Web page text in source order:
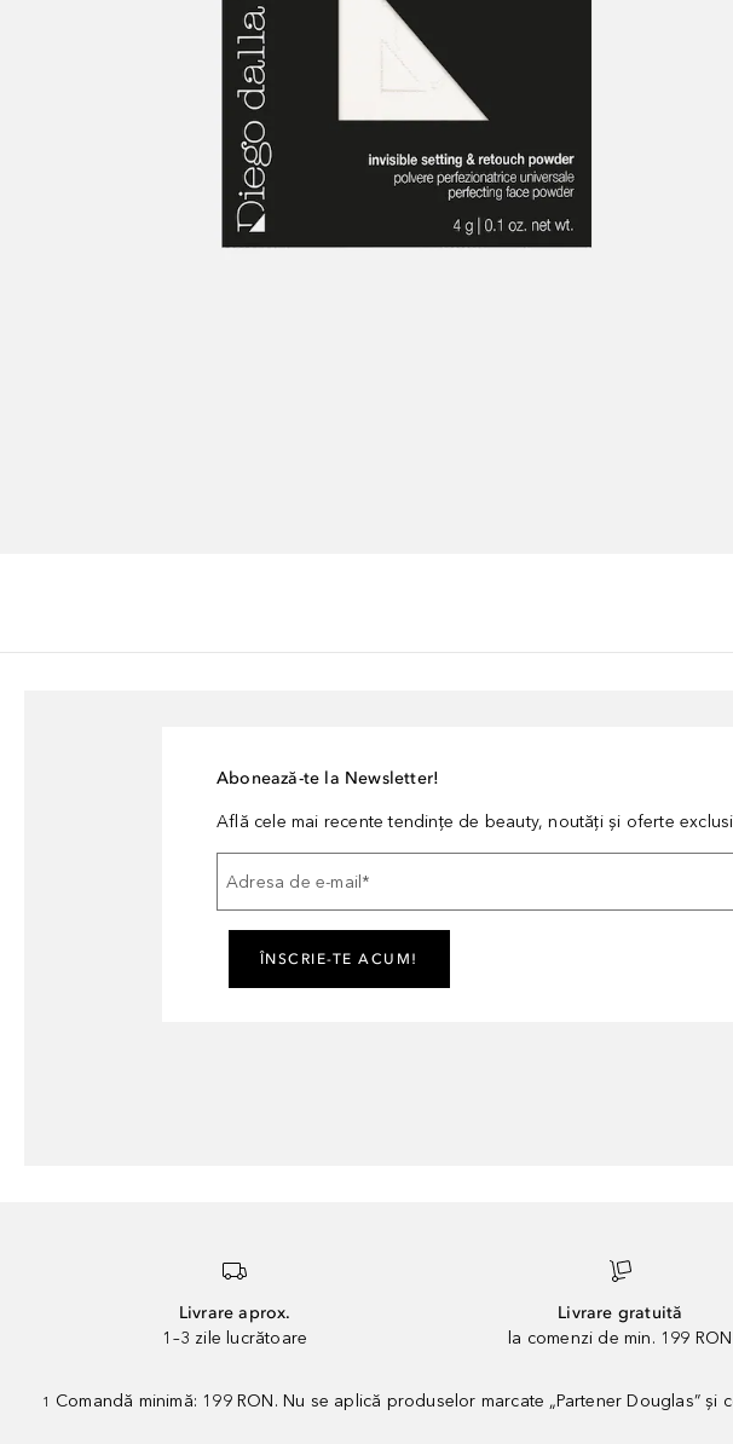
Abonează-te la Newsletter!
Află cele mai recente tendințe de beauty, noutăți și oferte
Adresa de e-mail *
ÎNSCRIE-TE ACUM!
Livrare aprox.
1–3 zile lucrătoare
Livrare gratuită
la comenzi de min. 199 RON
1 Comandă minimă: 199 RON. Nu se aplică produselor marcate „Partener Douglas”